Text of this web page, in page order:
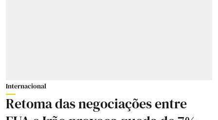
Internacional
Retoma das negociações entre